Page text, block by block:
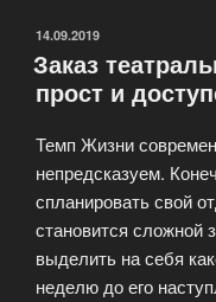
ОПУБЛИКОВАНО
14.09.2019
Заказ
прост и
Темп Жизни
непредсказуем.
спланировать свой
становится сложной
выделить на себя
неделю до его